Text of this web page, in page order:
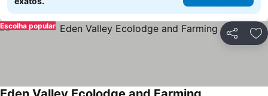
Partilhar
Escolha popular